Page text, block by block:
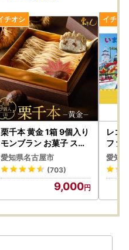
栗千本 黄金 1箱 9個入り
モンブラン お菓子 スイ
ーツ デザート モンブラ
ン 人気
愛知県名古屋市
(703)
9,000
レゴ
ファ
スポ
愛知